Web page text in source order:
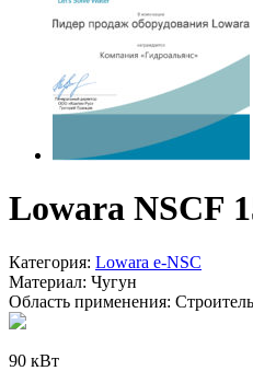
Lowara NSCF
Категория: Lowara e-NSC
Материал: Чугун
Область применения:
90 кВт